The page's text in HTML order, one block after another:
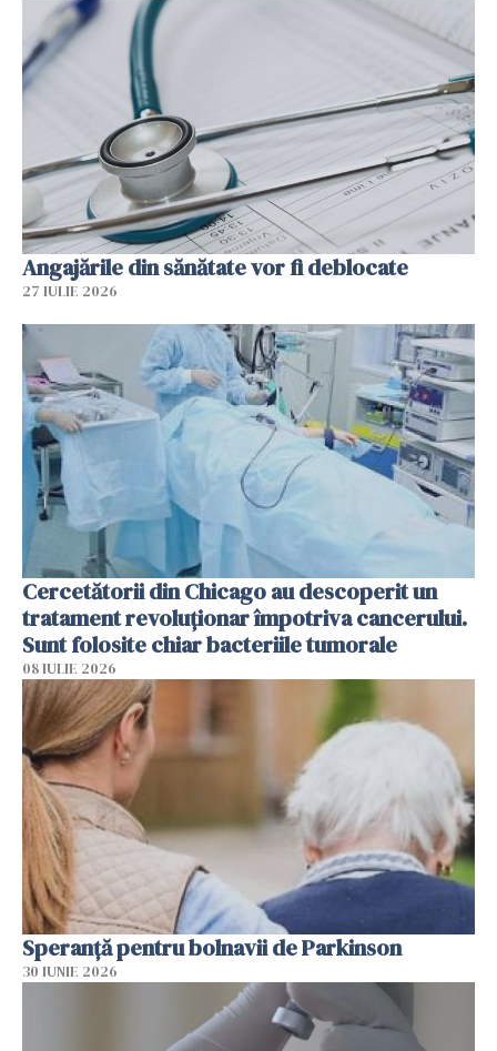
Angajările din sănătate vor fi deblocate
27 IULIE 2026
Cercetătorii din Chicago au descoperit un
tratament revoluționar împotriva cancerului.
Sunt folosite chiar bacteriile tumorale
08 IULIE 2026
Speranță pentru bolnavii de Parkinson
30 IUNIE 2026